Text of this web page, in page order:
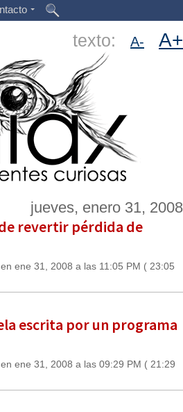
texto: A- A+
jueves, enero 31, 2008
revertir pérdida de
en ene 31, 2008 a las 11:05 PM ( 23:05
escrita por un programa
en ene 31, 2008 a las 09:29 PM ( 21:29